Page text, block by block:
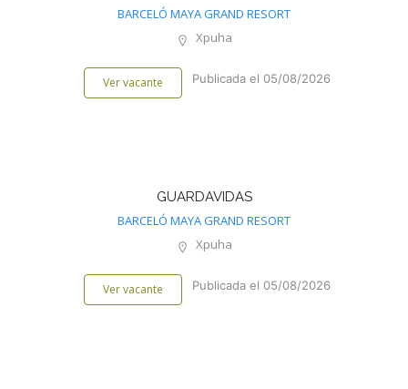
BARCELÓ MAYA GRAND RESORT
Xpuha
Ver vacante Publicada el 05/08/2026
GUARDAVIDAS
BARCELÓ MAYA GRAND RESORT
Xpuha
Ver vacante Publicada el 05/08/2026